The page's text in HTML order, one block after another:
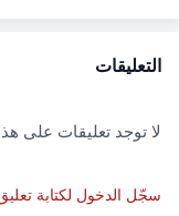
التعليقات
لا توجد تعليقات على
سجّل الدخول لكتابة